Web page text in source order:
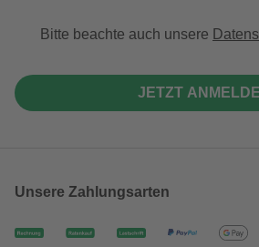
Bitte beachte auch unsere
JETZT
Unsere Zahlungsarten